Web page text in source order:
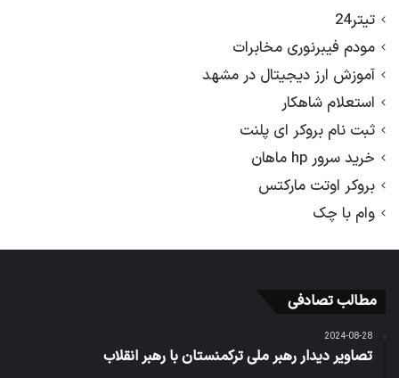
تیتر24
مودم فیبرنوری مخابرات
آموزش ارز دیجیتال در مشهد
استعلام شاهکار
ثبت نام بروکر ای پلنت
خرید سرور hp ماهان
بروکر اوتت مارکتس
وام با چک
مطالب تصادفی
2024-08-28
تصاویر دیدار رهبر ملی ترکمنستان با رهبر انقلاب